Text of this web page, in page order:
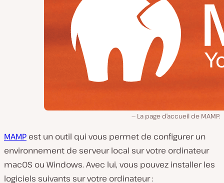
La page d’accueil de MAMP.
MAMP est un outil qui vous permet de configurer un
environnement de serveur local sur votre ordinateur
macOS ou Windows. Avec lui, vous pouvez installer les
logiciels suivants sur votre ordinateur :